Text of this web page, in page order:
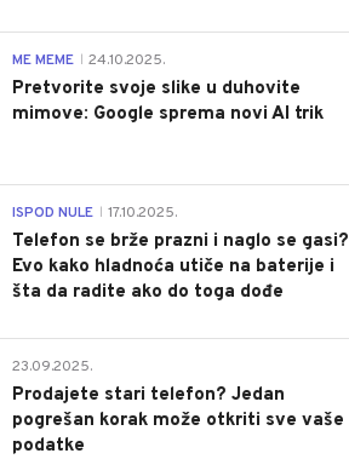
ME MEME 24.10.2025.
Pretvorite svoje slike u duhovite
mimove: Google sprema novi AI trik
ISPOD NULE 17.10.2025.
Telefon se brže prazni i naglo se gasi?
Evo kako hladnoća utiče na baterije i
šta da radite ako do toga dođe
23.09.2025.
Prodajete stari telefon? Jedan
pogrešan korak može otkriti sve vaše
podatke